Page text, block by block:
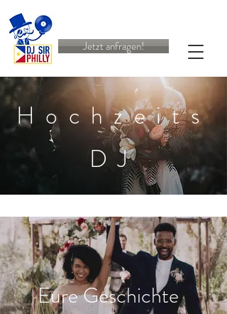
Jetzt anfragen!
Hochzeits
DJ
Eure Geschichte